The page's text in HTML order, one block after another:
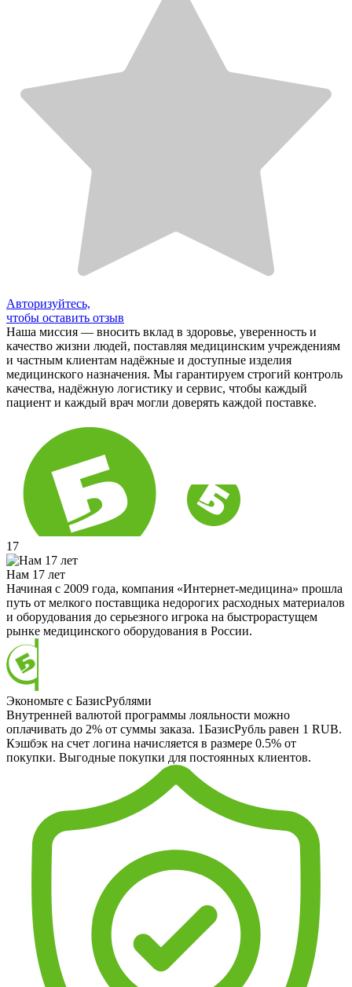
Авторизуйтесь,
чтобы оставить отзыв
Наша миссия — вносить вклад в здоровье, уверенность и
качество жизни людей, поставляя медицинским учреждениям
и частным клиентам надёжные и доступные изделия
медицинского назначения. Мы гарантируем строгий контроль
качества, надёжную логистику и сервис, чтобы каждый
пациент и каждый врач могли доверять каждой поставке.
17
Нам 17 лет
Начиная с 2009 года, компания «Интернет-медицина» прошла
путь от мелкого поставщика недорогих расходных материалов
и оборудования до серьезного игрока на быстрорастущем
рынке медицинского оборудования в России.
Экономьте с БазисРублями
Внутренней валютой программы лояльности можно
оплачивать до 2% от суммы заказа. 1БазисРубль равен 1 RUB.
Кэшбэк на счет логина начисляется в размере 0.5% от
покупки. Выгодные покупки для постоянных клиентов.